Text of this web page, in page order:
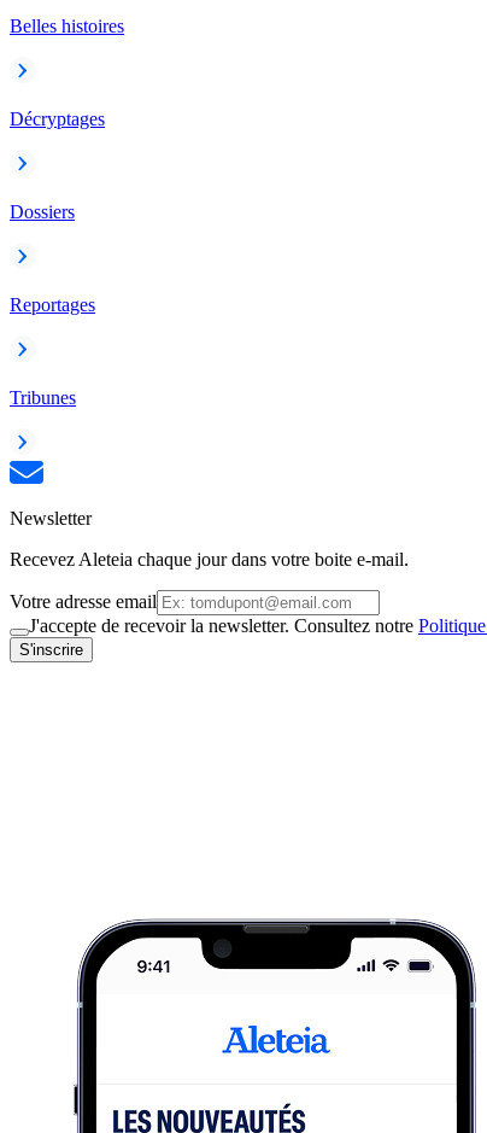
Belles histoires
Décryptages
Dossiers
Reportages
Tribunes
Newsletter
Recevez Aleteia chaque jour dans votre boite e-mail.
Votre adresse email
J'accepte de recevoir la newsletter. Consultez notre
S'inscrire